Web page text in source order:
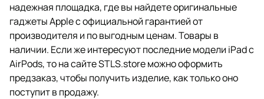
надежная площадка, где вы найдете оригинальные
гаджеты Apple с официальной гарантией от
производителя и по выгодным ценам. Товары в
наличии. Если же интересуют последние модели iPad с
AirPods, то на сайте STLS.store можно оформить
предзаказ, чтобы получить изделие, как только оно
поступит в продажу.